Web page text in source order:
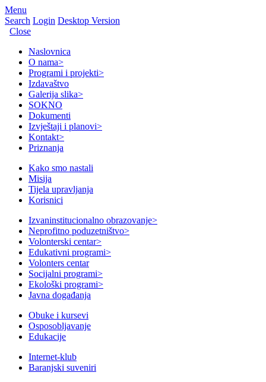
Menu
Search Login Desktop Version
Close
Naslovnica
O nama>
Programi i projekti>
Izdavaštvo
Galerija slika>
SOKNO
Dokumenti
Izvještaji i planovi>
Kontakt>
Priznanja
Kako smo nastali
Misija
Tijela upravljanja
Korisnici
Izvaninstitucionalno obrazovanje>
Neprofitno poduzetništvo>
Volonterski centar>
Edukativni programi>
Volonters centar
Socijalni programi>
Ekološki programi>
Javna događanja
Obuke i kursevi
Osposobljavanje
Edukacije
Internet-klub
Baranjski suveniri